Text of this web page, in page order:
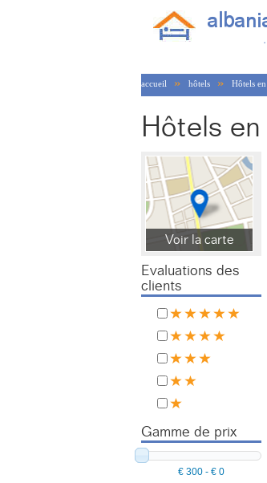
accueil » hôtels » Hôtels
Hôtels
Voir la carte
Evaluations des
clients
Gamme de prix
€ 300 -€ 0